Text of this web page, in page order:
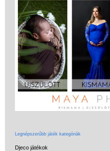
Legnépszerűbb játék kategóriák
Djeco játékok